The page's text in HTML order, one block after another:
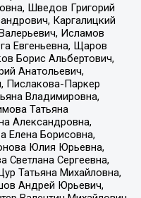
Шведов Григорий
Каргалицкий
Исламов
Евгеньевна, Щаров
Борис Альбертович,
Анатольевич,
Пислакова-Паркер
Владимировна,
Татьяна
Александровна,
Елена Борисовна,
Юлия Юрьевна,
Светлана Сергеевна,
Татьяна Михайловна,
Андрей Юрьевич,